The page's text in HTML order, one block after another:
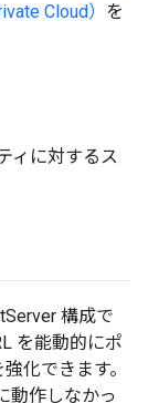
Cloud） を
ィに対するス
構成で
を能動的にポ
化できます。
動作しなかっ